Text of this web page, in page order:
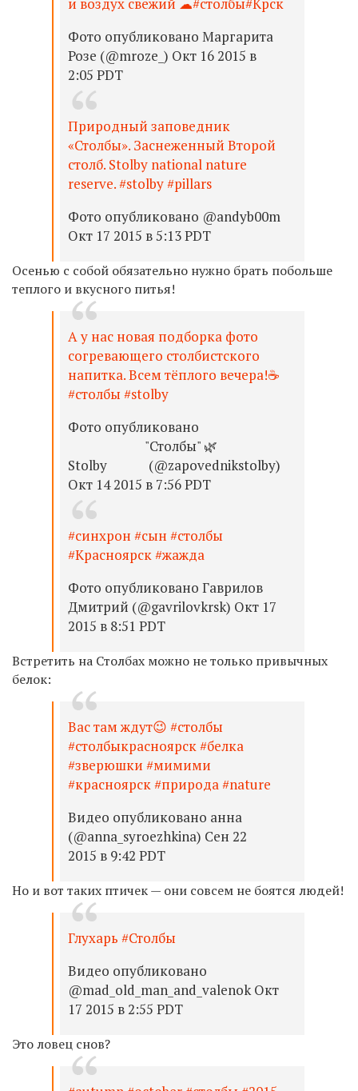
Фото опубликовано Маргарита
Розе (@mroze_) Окт 16 2015 в
2:05 PDT
Природный заповедник
«Столбы». Заснеженный Второй
столб. Stolby national nature
reserve. #stolby #pillars
Фото опубликовано @andyb00m
Окт 17 2015 в 5:13 PDT
Осенью с собой обязательно нужно брать побольше
теплого и вкусного питья!
А у нас новая подборка фото
согревающего столбистского
напитка. Всем тёплого вечера!☕
#столбы #stolby
Фото опубликовано
⠀⠀⠀⠀⠀⠀⠀⠀"Столбы" 🌿
Stolby⠀⠀⠀⠀ (@zapovednikstolby)
Окт 14 2015 в 7:56 PDT
#синхрон #сын #столбы
#Красноярск #жажда
Фото опубликовано Гаврилов
Дмитрий (@gavrilovkrsk) Окт 17
2015 в 8:51 PDT
Встретить на Столбах можно не только привычных
белок:
Вас там ждут😉 #столбы
#столбыкрасноярск #белка
#зверюшки #мимими
#красноярск #природа #nature
Видео опубликовано анна
(@anna_syroezhkina) Сен 22
2015 в 9:42 PDT
Но и вот таких птичек — они совсем не боятся людей!
Глухарь #Столбы
Видео опубликовано
@mad_old_man_and_valenok Окт
17 2015 в 2:55 PDT
Это ловец снов?